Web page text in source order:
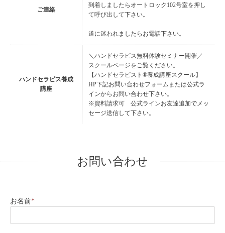
ご連絡
到着しましたらオートロック102号室を押し
て呼び出して下さい。
道に迷われましたらお電話下さい。
ハンドセラピス養成
講座
＼ハンドセラピス無料体験セミナー開催／
スクールページをご覧ください。
【ハンドセラピスト®︎養成講座スクール】
HP下記お問い合わせフォームまたは公式ラ
インからお問い合わせ下さい。
※資料請求可 公式ラインお友達追加でメッ
セージ送信して下さい。
お問い合わせ
お名前*